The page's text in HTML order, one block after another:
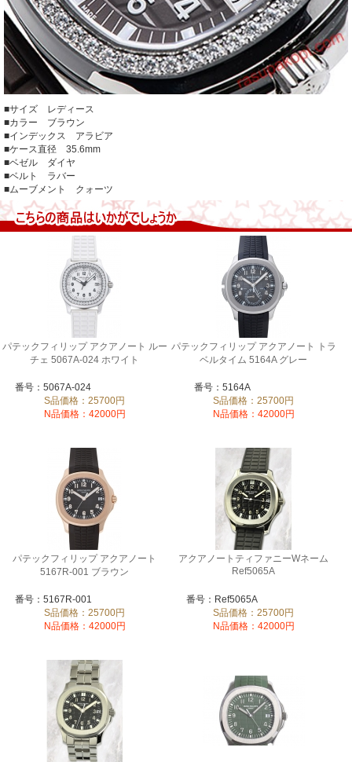
■サイズ レディース
■カラー ブラウン
■インデックス アラビア
■ケース直径 35.6mm
■ベゼル ダイヤ
■ベルト ラバー
■ムーブメント クォーツ
パテックフィリップ アクアノート ルー
チェ 5067A-024 ホワイト
番号：5067A-024
S品価格：25700円
N品価格：42000円
パテックフィリップ アクアノート トラ
ベルタイム 5164A グレー
番号：5164A
S品価格：25700円
N品価格：42000円
パテックフィリップ アクアノート
5167R-001 ブラウン
番号：5167R-001
S品価格：25700円
N品価格：42000円
アクアノートティファニーWネーム
Ref5065A
番号：Ref5065A
S品価格：25700円
N品価格：42000円